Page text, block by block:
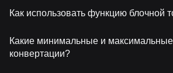
Как использовать функцию блочной
Какие минимальные и
конвертации?